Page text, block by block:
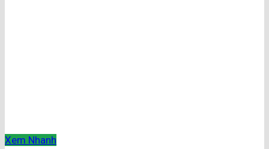
Xem Nhanh